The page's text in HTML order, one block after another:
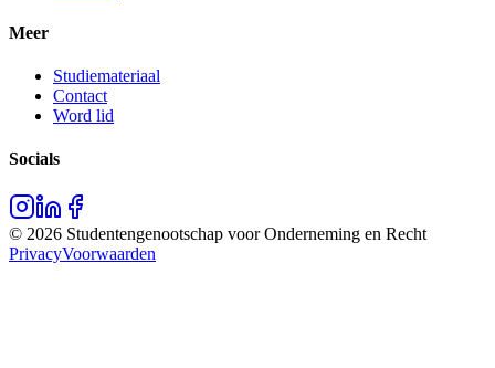
Meer
Studiemateriaal
Contact
Word lid
Socials
© 2026 Studentengenootschap voor Onderneming en Recht
PrivacyVoorwaarden